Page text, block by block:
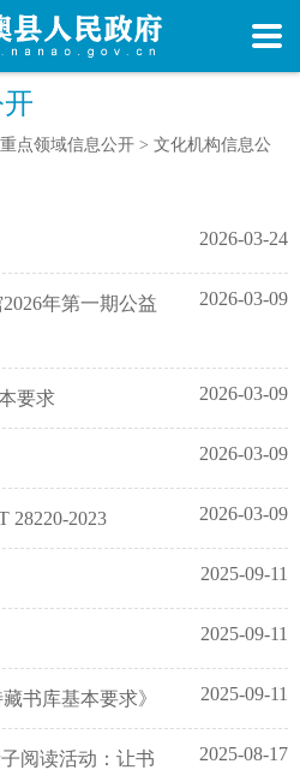
重点领域信息公开 > 文化机构信息公
2026-03-24
年第一期公益
2026-03-09
要求 2026-03-09
2026-03-09
28220-2023 2026-03-09
2025-09-11
2025-09-11
书库基本要求》 2025-09-11
阅读活动：让书
2025-08-17